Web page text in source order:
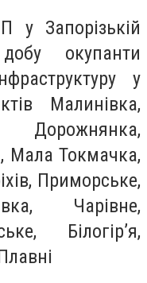
у Запорізькій
окупанти
у
Малинівка,
Мала Токмачка,
Приморське,
Чарівне,
Білогір’я,